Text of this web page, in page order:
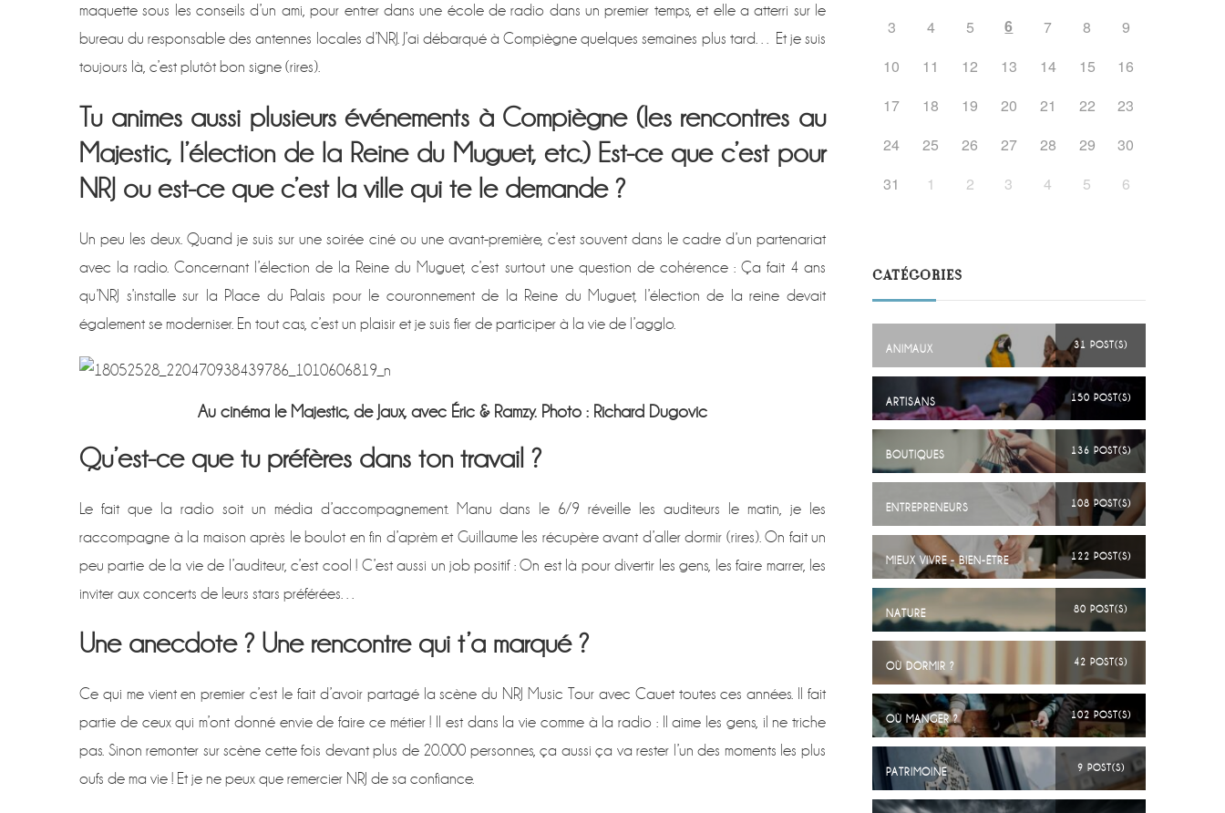
maquette sous les conseils d’un ami, pour entrer dans une école de radio dans un premier temps, et elle a atterri sur le
bureau du responsable des antennes locales d’NRJ. J’ai débarqué à Compiègne quelques semaines plus tard… Et je suis
toujours là, c’est plutôt bon signe (rires).
Tu animes aussi plusieurs événements à Compiègne (les rencontres au
Majestic, l’élection de la Reine du Muguet, etc.) Est-ce que c’est pour
NRJ ou est-ce que c’est la ville qui te le demande ?
Un peu les deux. Quand je suis sur une soirée ciné ou une avant-première, c’est souvent dans le cadre d’un partenariat
avec la radio. Concernant l’élection de la Reine du Muguet, c’est surtout une question de cohérence : Ça fait 4 ans
qu’NRJ s’installe sur la Place du Palais pour le couronnement de la Reine du Muguet, l’élection de la reine devait
également se moderniser. En tout cas, c’est un plaisir et je suis fier de participer à la vie de l’agglo.
Au cinéma le Majestic, de Jaux, avec Éric & Ramzy. Photo : Richard Dugovic
Qu’est-ce que tu préfères dans ton travail ?
Le fait que la radio soit un média d’accompagnement. Manu dans le 6/9 réveille les auditeurs le matin, je les
raccompagne à la maison après le boulot en fin d’aprèm et Guillaume les récupère avant d’aller dormir (rires). On fait un
peu partie de la vie de l’auditeur, c’est cool ! C’est aussi un job positif : On est là pour divertir les gens, les faire marrer, les
inviter aux concerts de leurs stars préférées…
Une anecdote ? Une rencontre qui t’a marqué ?
Ce qui me vient en premier c’est le fait d’avoir partagé la scène du NRJ Music Tour avec Cauet toutes ces années. Il fait
partie de ceux qui m’ont donné envie de faire ce métier ! Il est dans la vie comme à la radio : Il aime les gens, il ne triche
pas. Sinon remonter sur scène cette fois devant plus de 20.000 personnes, ça aussi ça va rester l’un des moments les plus
oufs de ma vie ! Et je ne peux que remercier NRJ de sa confiance.
3
4 5 6 7 8
9
10
11 12 13 14 15
16
17
18 19 20 21 22
23
24
25 26 27 28 29
30
31
1 2 3 4 5 6
CATÉGORIES
ANIMAUX 31 POST(S)
ARTISANS 150 POST(S)
BOUTIQUES 136 POST(S)
ENTREPRENEURS 108 POST(S)
MIEUX VIVRE - BIEN-ÊTRE 122 POST(S)
NATURE 80 POST(S)
OÙ DORMIR ? 42 POST(S)
OÙ MANGER ? 102 POST(S)
PATRIMOINE 9 POST(S)